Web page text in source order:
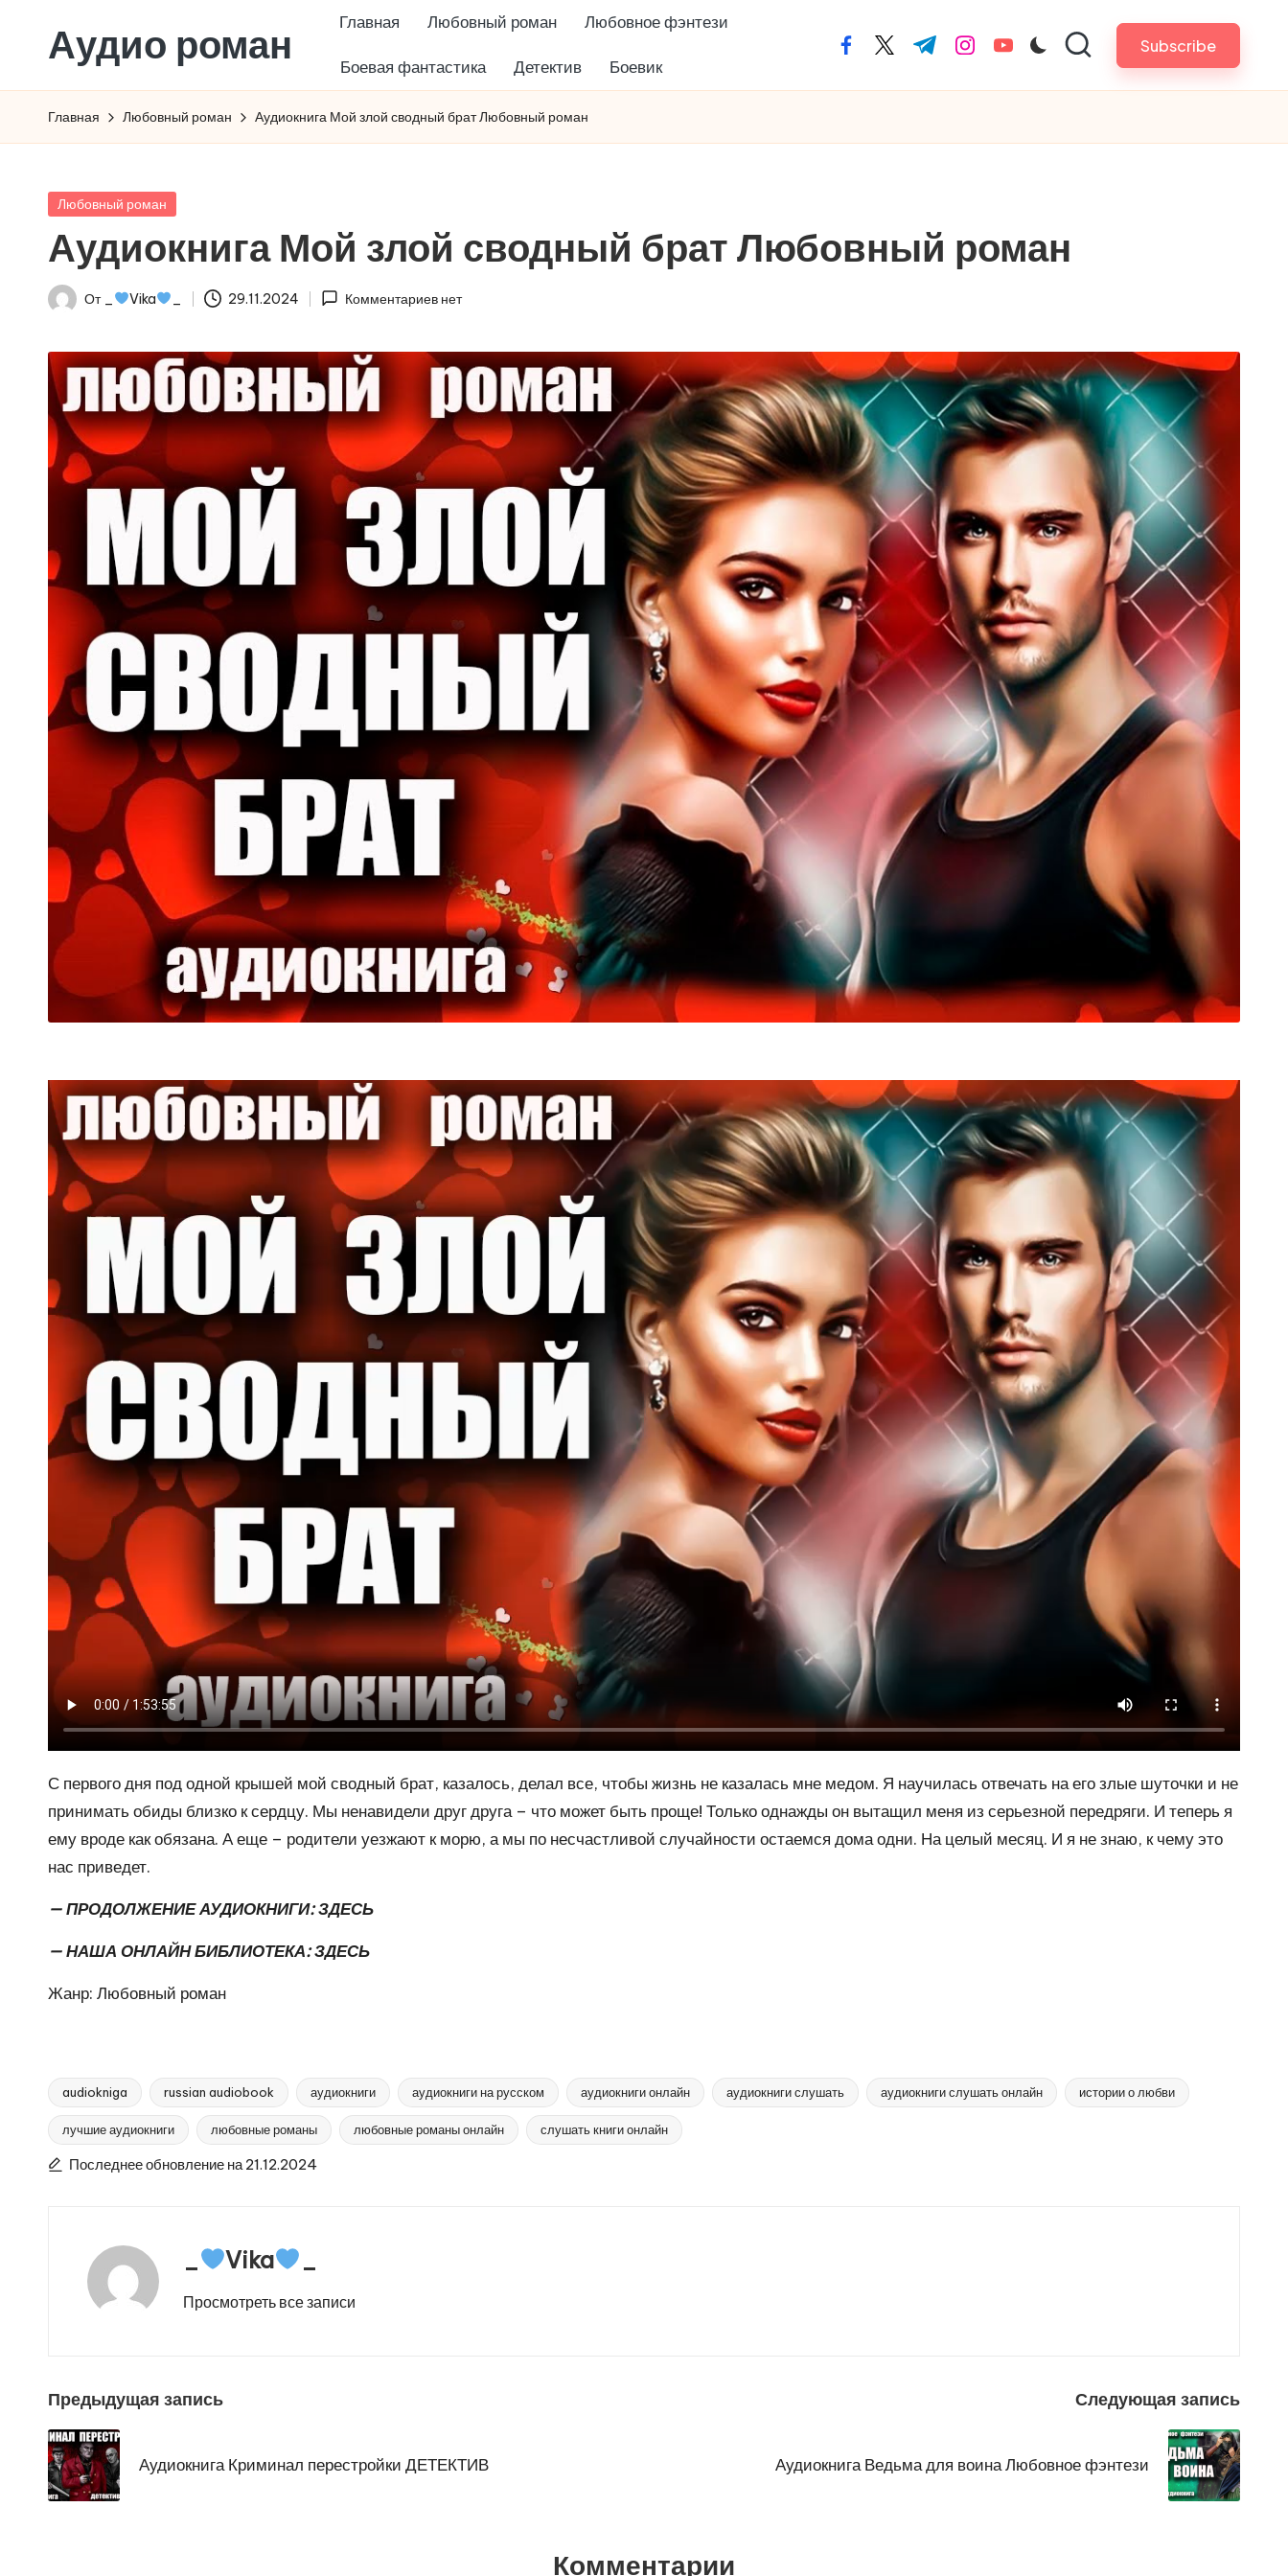
ПерейтиАудио роман Главная Любовный роман Любовное фэнтези
Боевая фантастика Детектив Боевик
facebook.com
twitter.com
t.me instagram.com
youtube.com Subscribe
Главная Любовный роман Аудиокнига Мой злой сводный брат Любовный роман
Опубликовано
Любовный роман
Аудиокнига Мой злой сводный брат Любовный роман
Запись
От Vika 29.11.2024 Комментариев нет
С первого дня под одной крышей мой сводный брат, казалось, делал все, чтобы жизнь не казалась мне медом. Я научилась отвечать на его злые шуточки и не
принимать обиды близко к сердцу. Мы ненавидели друг друга – что может быть проще! Только однажды он вытащил меня из серьезной передряги. И теперь я
ему вроде как обязана. А еще – родители уезжают к морю, а мы по несчастливой случайности остаемся дома одни. На целый месяц. И я не знаю, к чему это
нас приведет.
— ПРОДОЛЖЕНИЕ АУДИОКНИГИ:ЗДЕСЬ
— НАША ОНЛАЙН БИБЛИОТЕКА:ЗДЕСЬ
Жанр: Любовный роман
Метки:
audiokniga russian audiobook аудиокниги аудиокниги на русском аудиокниги онлайн аудиокниги слушать аудиокниги слушать онлайн истории о любви
лучшие аудиокниги любовные романы любовные романы онлайн слушать книги онлайн
Последнее обновление на 21.12.2024
Vika
Просмотреть все записи
Навигация
по
записям
Предыдущая запись
Аудиокнига Криминал перестройки ДЕТЕКТИВ
Следующая запись
Аудиокнига Ведьма для воина Любовное фэнтези
Комментарии